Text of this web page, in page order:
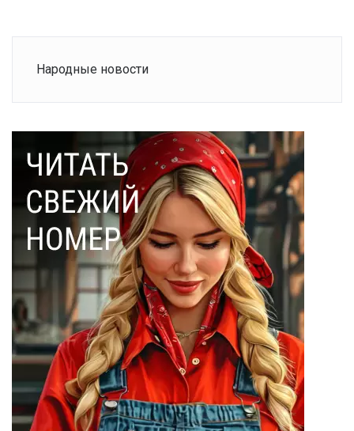
Народные новости